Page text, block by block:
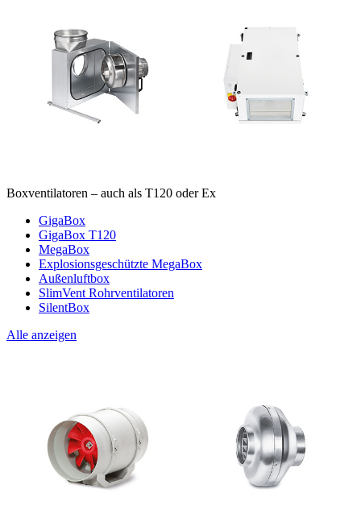
Boxventilatoren – auch als T120 oder Ex
GigaBox
GigaBox T120
MegaBox
Explosionsgeschützte MegaBox
Außenluftbox
SlimVent Rohrventilatoren
SilentBox
Alle anzeigen